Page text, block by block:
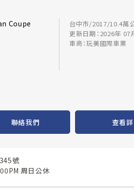
Coupe
台中市/2017/10.4萬
更新日期：2026年 07
車商：玩美國際車業
聯絡我們 查看
號
周日公休